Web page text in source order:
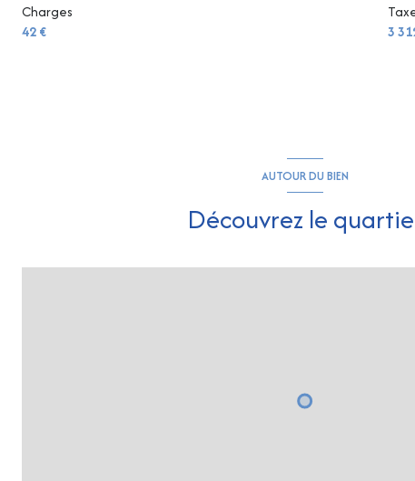
Charges
42 €
3
AUTOUR DU BIEN
Découvrez le